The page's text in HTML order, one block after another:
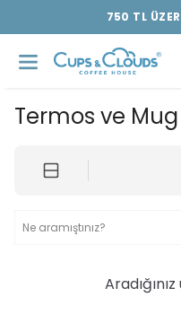
750 TL
Termos ve Mug